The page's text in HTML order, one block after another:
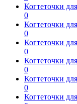
Когтеточки
0
Когтеточки
0
Когтеточки
0
Когтеточки
0
Когтеточки
0
Когтеточки